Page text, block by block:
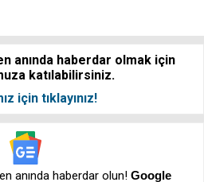
anında haberdar olmak için
katılabilirsiniz.
için tıklayınız!
anında haberdar olun! Google